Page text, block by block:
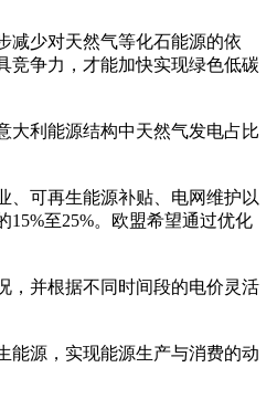
减少对天然气等化石能源的依
竞争力，才能加快实现绿色低碳
大利能源结构中天然气发电占比
、可再生能源补贴、电网维护以
至25%。欧盟希望通过优化
，并根据不同时间段的电价灵活
能源，实现能源生产与消费的动